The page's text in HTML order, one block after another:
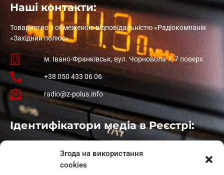
Згода на використання
cookies
Наші контакти:
Товариство з обмеженою відповідальністю «Радіокомпанія
«Західний полюс»
м. Івано-Франківськ, вул. Чорновола 7, 7 поверх
+38 050 433 06 06
radio@z-polus.info
Ідентифікатори медіа в Реєстрі:
: L11-01410
: L11-01801